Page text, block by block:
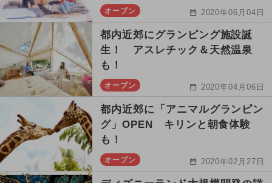
オープン 2020年06月04日
都内近郊にグランピング施設誕
生！ アスレチック＆天然温泉
も！
オープン 2020年04月06日
都内近郊に「アニマルグランピン
グ」OPEN キリンと朝食体験
も！
オープン 2020年02月27日